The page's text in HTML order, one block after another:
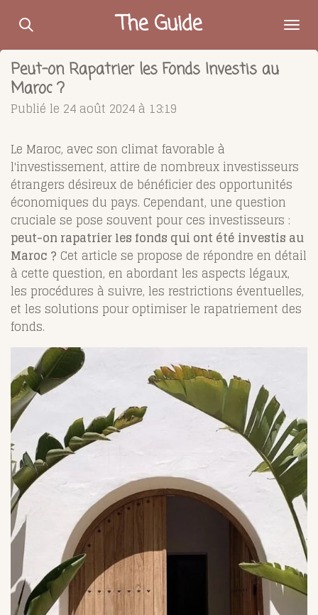
Passer
contenu
principal
The Guide
Peut-on Rapatrier les Fonds Investis au
Maroc ?
Publié le 24 août 2024 à 13:19
Le Maroc, avec son climat favorable à
l'investissement, attire de nombreux investisseurs
étrangers désireux de bénéficier des opportunités
économiques du pays. Cependant, une question
cruciale se pose souvent pour ces investisseurs :
peut-on rapatrier les fonds qui ont été investis au
Maroc ? Cet article se propose de répondre en détail
à cette question, en abordant les aspects légaux,
les procédures à suivre, les restrictions éventuelles,
et les solutions pour optimiser le rapatriement des
fonds.